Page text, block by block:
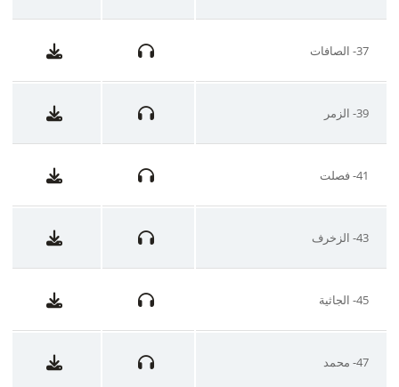
37- الصافات
39- الزمر
41- فصلت
43- الزخرف
45- الجاثية
47- محمد